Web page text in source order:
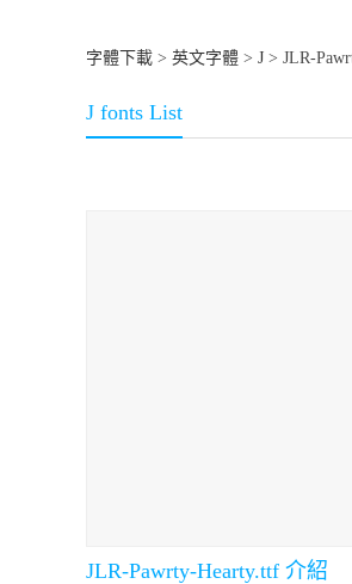
字體下載 > 英文字體 > J > JLR-
J fonts List
JLR-Pawrty-Hearty.ttf 介紹